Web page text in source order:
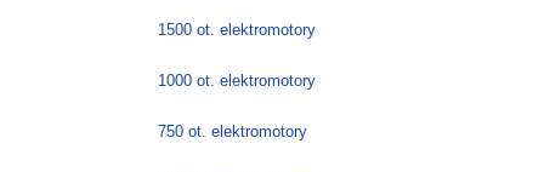
1500 ot. elektromotory
1000 ot. elektromotory
750 ot. elektromotory